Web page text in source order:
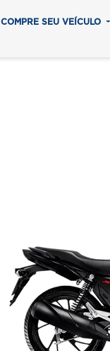
COMPRE SEU VEÍCULO